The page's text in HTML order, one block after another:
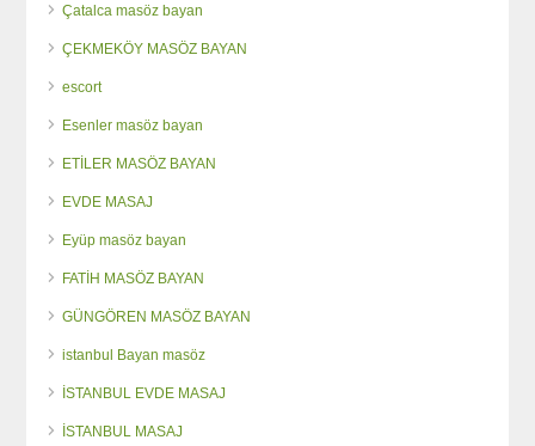
Çatalca masöz bayan
ÇEKMEKÖY MASÖZ BAYAN
escort
Esenler masöz bayan
ETİLER MASÖZ BAYAN
EVDE MASAJ
Eyüp masöz bayan
FATİH MASÖZ BAYAN
GÜNGÖREN MASÖZ BAYAN
istanbul Bayan masöz
İSTANBUL EVDE MASAJ
İSTANBUL MASAJ